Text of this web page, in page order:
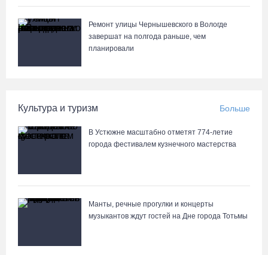
Мебель и оборудование закупаются для Сперовского ФАПа в
Вытегорском округе
Из-за ремонта путей часть череповецких трамваев остановят
на три дня
превысила 65%
Ремонт улицы Чернышевского в Вологде
завершат на полгода раньше, чем
планировали
Культура и туризм Больше
В Устюжне масштабно отметят 774-летие
города фестивалем кузнечного мастерства
Манты, речные прогулки и концерты
музыкантов ждут гостей на Дне города Тотьмы